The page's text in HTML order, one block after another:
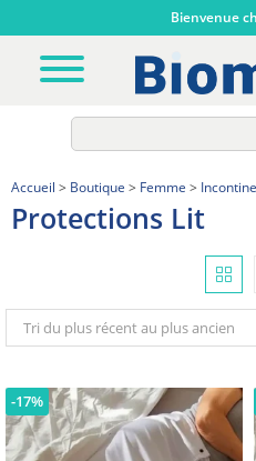
Bienvenue
Accueil > Boutique > Femme >
Protections Lit
Tri du plus récent au plus ancien
-17%